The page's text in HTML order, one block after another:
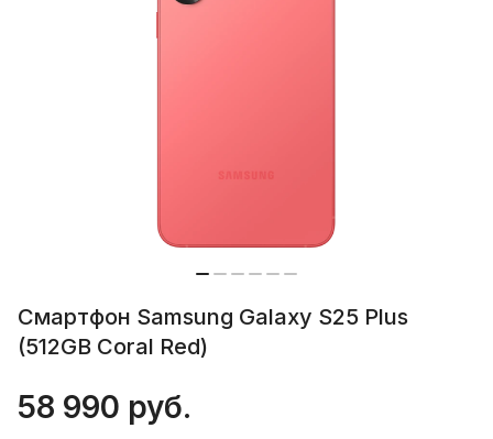
Смартфон Samsung Galaxy S25 Plus
(512GB Coral Red)
58 990 руб.